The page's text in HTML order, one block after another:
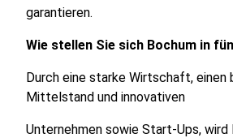
garantieren.
Wie stellen Sie sich Bochum in
Durch eine starke Wirtschaft, einen
Mittelstand und innovativen
Unternehmen sowie Start-Ups, wird